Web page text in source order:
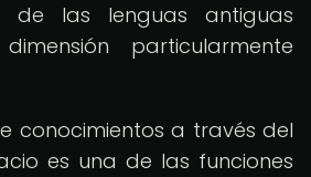
de las lenguas antiguas
particularmente
conocimientos a través del
es una de las funciones